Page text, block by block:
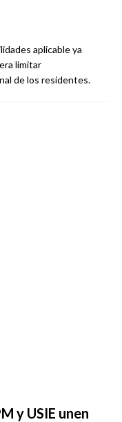
aplicable ya
limitar
de los residentes.
y USIE unen